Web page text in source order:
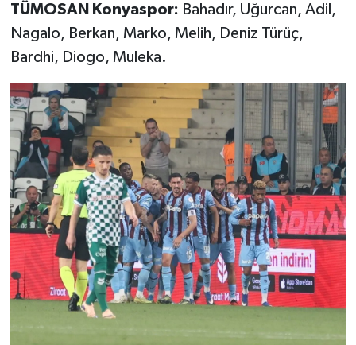
TÜMOSAN Konyaspor: Bahadır, Uğurcan, Adil,
Nagalo, Berkan, Marko, Melih, Deniz Türüç,
Bardhi, Diogo, Muleka.